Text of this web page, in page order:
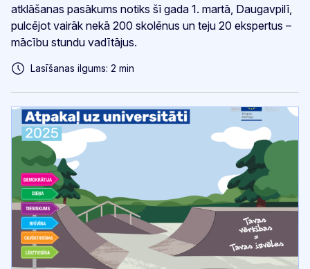
atklāšanas pasākums notiks šī gada 1. martā, Daugavpilī,
pulcējot vairāk nekā 200 skolēnus un teju 20 ekspertus –
mācību stundu vadītājus.
Lasīšanas ilgums: 2 min